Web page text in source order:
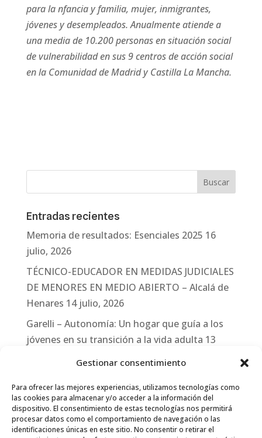
Gestionar consentimiento
Para ofrecer las mejores experiencias, utilizamos tecnologías como
las cookies para almacenar y/o acceder a la información del
dispositivo. El consentimiento de estas tecnologías nos permitirá
procesar datos como el comportamiento de navegación o las
identificaciones únicas en este sitio. No consentir o retirar el
para la nfancia y familia, mujer, inmigrantes,
jóvenes y desempleados. Anualmente atiende a
una media de 10.200 personas en situación social
de vulnerabilidad en sus 9 centros de acción social
en la Comunidad de Madrid y Castilla La Mancha.
Entradas recientes
Memoria de resultados: Esenciales 2025 16
julio, 2026
TÉCNICO-EDUCADOR EN MEDIDAS JUDICIALES
DE MENORES EN MEDIO ABIERTO – Alcalá de
Henares 14 julio, 2026
Garelli – Autonomía: Un hogar que guía a los
jóvenes en su transición a la vida adulta 13
Garelli-Refugio: Acciones de empleo en el
marco del Sistema de Acogida de Protección
Internacional 10 julio, 2026